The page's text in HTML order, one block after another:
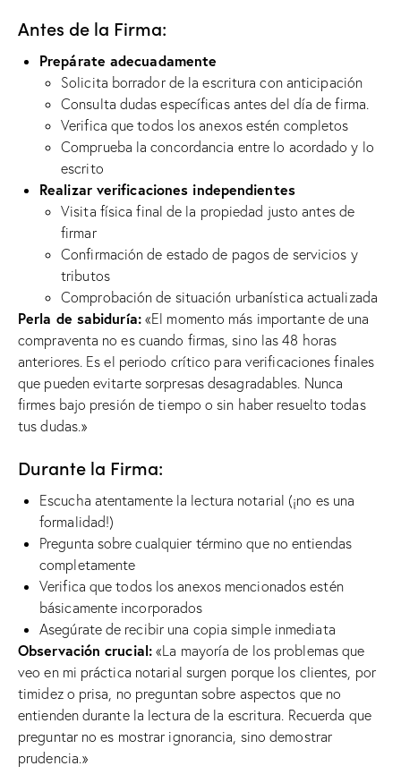
Antes de la Firma:
Prepárate adecuadamente
Solicita borrador de la escritura con anticipación
Consulta dudas específicas antes del día de firma.
Verifica que todos los anexos estén completos
Comprueba la concordancia entre lo acordado y lo
escrito
Realizar verificaciones independientes
Visita física final de la propiedad justo antes de
firmar
Confirmación de estado de pagos de servicios y
tributos
Comprobación de situación urbanística actualizada
Perla de sabiduría:«El momento más importante de una
compraventa no es cuando firmas, sino las 48 horas
anteriores. Es el periodo crítico para verificaciones finales
que pueden evitarte sorpresas desagradables. Nunca
firmes bajo presión de tiempo o sin haber resuelto todas
tus dudas.»
Durante la Firma:
Escucha atentamente la lectura notarial (¡no es una
formalidad!)
Pregunta sobre cualquier término que no entiendas
completamente
Verifica que todos los anexos mencionados estén
básicamente incorporados
Asegúrate de recibir una copia simple inmediata
Observación crucial: «La mayoría de los problemas que
veo en mi práctica notarial surgen porque los clientes, por
timidez o prisa, no preguntan sobre aspectos que no
entienden durante la lectura de la escritura. Recuerda que
preguntar no es mostrar ignorancia, sino demostrar
prudencia.»